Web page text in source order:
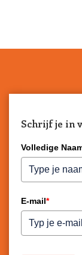
Schrijf je in
Volledige
E-mail*